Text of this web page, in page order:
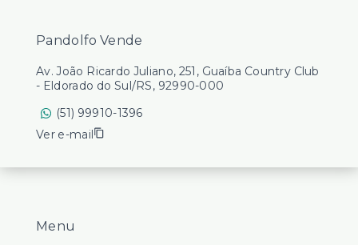
Menu
Pandolfo Vende
Av. João Ricardo Juliano, 251, Guaíba Country Club
- Eldorado do Sul/RS, 92990-000
(51) 99910-1396
Ver e-mail